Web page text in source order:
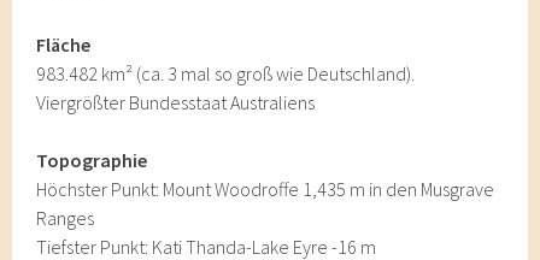
Fläche
983.482 km² (ca. 3 mal so groß wie Deutschland).
Viergrößter Bundesstaat Australiens
Topographie
Höchster Punkt: Mount Woodroffe 1,435 m in den Musgrave
Ranges
Tiefster Punkt: Kati Thanda-Lake Eyre -16 m